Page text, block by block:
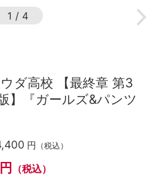
1 / 4
ダ高校 【最終章 第3
】『ガールズ&パンツ
円 （税込）
円 （税込）